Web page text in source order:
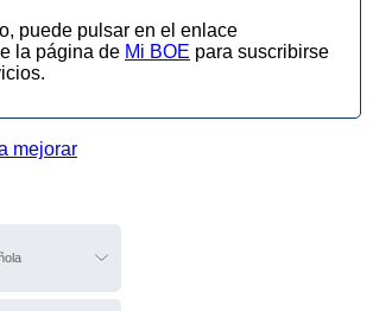
puede pulsar en el enlace
la página de Mi BOE para suscribirse
mejorar